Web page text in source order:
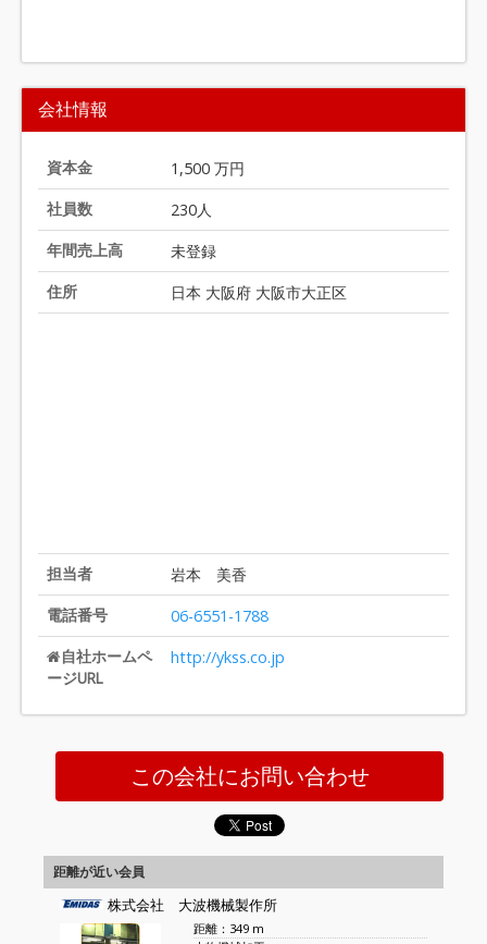
I
t
e
m
1
o
f
2
0
会社情報
資本金
1,500 万円
社員数
230人
年間売上高
未登録
住所
日本 大阪府 大阪市大正区
担当者
岩本 美香
電話番号
06-6551-1788
自社ホームペ
ージURL
http://ykss.co.jp
この会社にお問い合わせ
距離が近い会員
株式会社 大波機械製作所
距離：349 m